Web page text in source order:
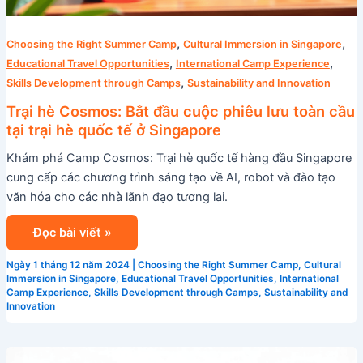
Choosing the Right Summer Camp, Cultural Immersion in Singapore,
Educational Travel Opportunities, International Camp Experience,
Skills Development through Camps, Sustainability and Innovation
Trại hè Cosmos: Bắt đầu cuộc phiêu lưu toàn cầu
tại trại hè quốc tế ở Singapore
Khám phá Camp Cosmos: Trại hè quốc tế hàng đầu Singapore
cung cấp các chương trình sáng tạo về AI, robot và đào tạo
văn hóa cho các nhà lãnh đạo tương lai.
Đọc bài viết »
Ngày 1 tháng 12 năm 2024 Choosing the Right Summer Camp, Cultural
Immersion in Singapore, Educational Travel Opportunities, International
Camp Experience, Skills Development through Camps, Sustainability and
Innovation